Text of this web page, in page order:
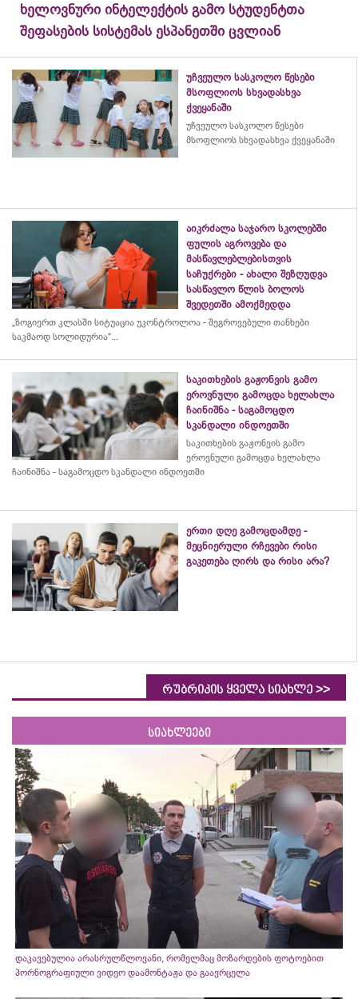
ხელოვნური ინტელექტის გამო სტუდენტთა
შეფასების სისტემას ესპანეთში ცვლიან
უჩვეულო სასკოლო წესები
მსოფლიოს სხვადასხვა
ქვეყანაში
უჩვეულო სასკოლო წესები
მსოფლიოს სხვადასხვა ქვეყანაში
აიკრძალა საჯარო სკოლებში
ფულის აგროვება და
მასწავლებლებისთვის
საჩუქრები - ახალი შეზღუდვა
სასწავლო წლის ბოლოს
შვედეთში ამოქმედდა
„ზოგიერთ კლასში სიტუაცია უკონტროლოა - შეგროვებული თანხები
საკმაოდ სოლიდურია“...
საკითხების გაჟონვის გამო
ეროვნული გამოცდა ხელახლა
ჩაინიშნა - საგამოცდო
სკანდალი ინდოეთში
საკითხების გაჟონვის გამო
ეროვნული გამოცდა ხელახლა
ჩაინიშნა - საგამოცდო სკანდალი ინდოეთში
ერთი დღე გამოცდამდე -
მეცნიერული რჩევები რისი
გაკეთება ღირს და რისი არა?
რუბრიკის ყველა სიახლე >>
სიახლეები
დაკავებულია არასრულწლოვანი, რომელმაც მოზარდების ფოტოებით
პორნოგრაფიული ვიდეო დაამონტაჟა და გაავრცელა